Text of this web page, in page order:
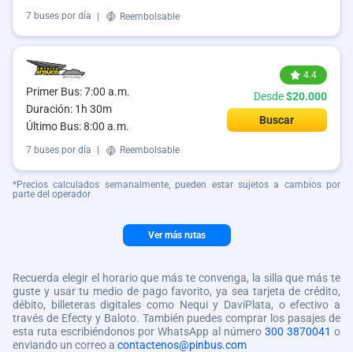
7 buses por día | Reembolsable
Primer Bus: 7:00 a.m.
Duración: 1h 30m
Último Bus: 8:00 a.m.
4.4
Desde$20.000
Buscar
7 buses por día | Reembolsable
*Precios calculados semanalmente, pueden estar sujetos a cambios por
parte del operador
Ver más rutas
Recuerda elegir el horario que más te convenga, la silla que más te
guste y usar tu medio de pago favorito, ya sea tarjeta de crédito,
débito, billeteras digitales como Nequi y DaviPlata, o efectivo a
través de Efecty y Baloto. También puedes comprar los pasajes de
esta ruta escribiéndonos por WhatsApp al número 300 3870041 o
enviando un correo a contactenos@pinbus.com